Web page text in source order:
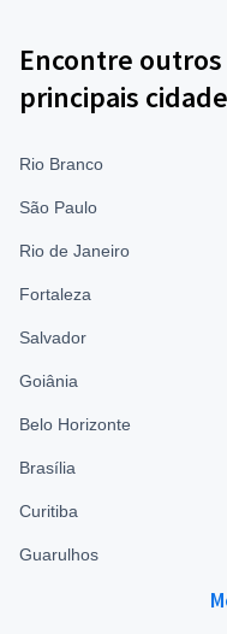
Encontre
principais
Rio Branco
São Paulo
Rio de Janeiro
Fortaleza
Salvador
Goiânia
Belo Horizonte
Brasília
Curitiba
Guarulhos